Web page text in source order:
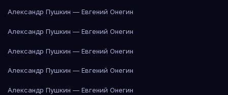
Александр Пушкин — Евгений Онегин
Александр Пушкин — Евгений Онегин
Александр Пушкин — Евгений Онегин
Александр Пушкин — Евгений Онегин
Александр Пушкин — Евгений Онегин